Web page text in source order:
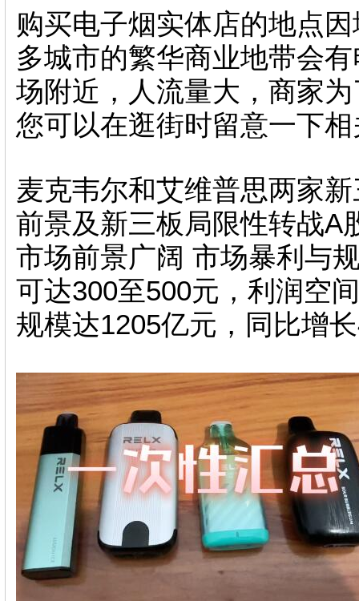
购买电子烟实体店的地点
多城市的繁华商业地带会
场附近，人流量大，商家
您可以在逛街时留意一下
麦克韦尔和艾维普思两家
前景及新三板局限性转战A
市场前景广阔 市场暴利与
可达300至500元，利润空
规模达1205亿元，同比增